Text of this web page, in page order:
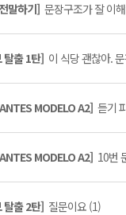
말하기] 문장구조가 잘 이
탈출 1탄] 이 식당 괜찮아.
MODELO A2] 듣기
MODELO A2] 10번
탈출 2탄] 질문이요 (1)